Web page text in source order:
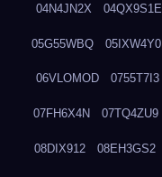
04N4JN2X 04QX9S1E
05G55WBQ 05IXW4Y0
06VLOMOD 0755T7I3
07FH6X4N 07TQ4ZU9
08DIX912 08EH3GS2